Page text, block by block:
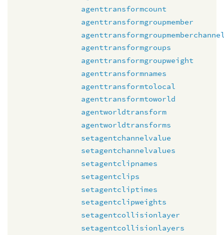
agenttransformcount
agenttransformgroupmember
agenttransformgroups
agenttransformgroupweight
agenttransformnames
agenttransformtolocal
agenttransformtoworld
agentworldtransform
agentworldtransforms
setagentchannelvalue
setagentchannelvalues
setagentclipnames
setagentclips
setagentcliptimes
setagentclipweights
setagentcollisionlayer
setagentcollisionlayers